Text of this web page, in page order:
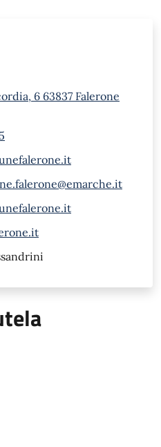
6 63837 Falerone